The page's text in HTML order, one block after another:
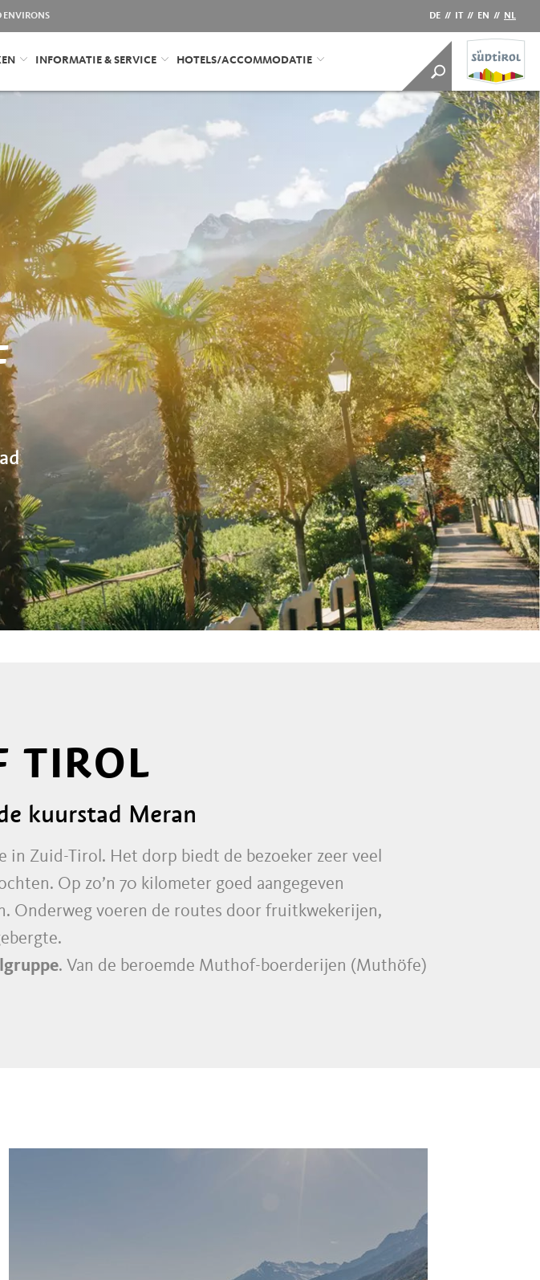
ENVIRONS DE // IT // EN // NL
INFORMATIE & SERVICE HOTELS/ACCOMMODATIE
TIROL
kuurstad Meran
Zuid-Tirol. Het dorp biedt de bezoeker zeer veel
Op zo’n 70 kilometer goed aangegeven
Onderweg voeren de routes door fruitkwekerijen,
. Van de beroemde Muthof-boerderijen (Muthöfe)
op populaire paden met schitterende panorama-
Panoramaweg en de Herrschaftsweg zijn de moeite
op de botanische promenades: de Tappeinerweg en
Tirol op een aparte manier willen leren kennen is er in